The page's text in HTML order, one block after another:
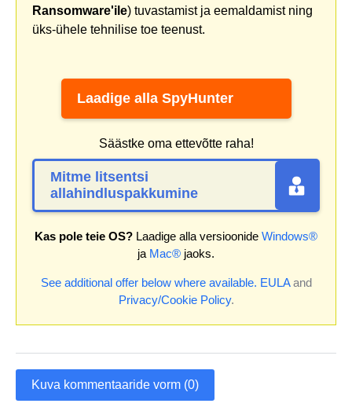
Ransomware'ile) tuvastamist ja eemaldamist ning
üks-ühele tehnilise toe teenust.
Laadige alla SpyHunter
Säästke oma ettevõtte raha!
Mitme litsentsi
allahindluspakkumine
Kas pole teie OS? Laadige alla versioonide Windows®
ja Mac® jaoks.
See additional offer below where available. EULAand
Privacy/Cookie Policy.
Kuva kommentaaride vorm (0)